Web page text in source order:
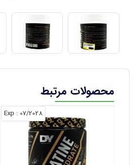
محصولات مرتبط
07/2028
: Exp